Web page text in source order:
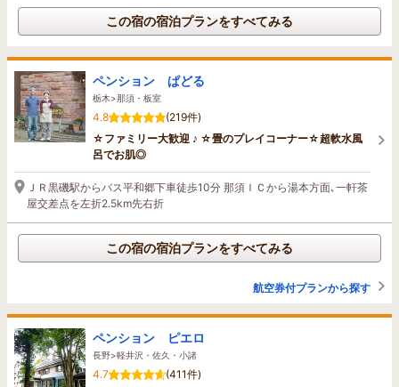
この宿の宿泊プランをすべてみる
ペンション ぱどる
栃木>那須・板室
4.8
(219件)
☆ファミリー大歓迎 ♪ ☆畳のプレイコーナー☆超軟水風
呂でお肌◎
ＪＲ黒磯駅からバス平和郷下車徒歩10分 那須ＩＣから湯本方面､一軒茶
屋交差点を左折2.5km先右折
この宿の宿泊プランをすべてみる
航空券付プランから探す
ペンション ピエロ
長野>軽井沢・佐久・小諸
4.7
(411件)